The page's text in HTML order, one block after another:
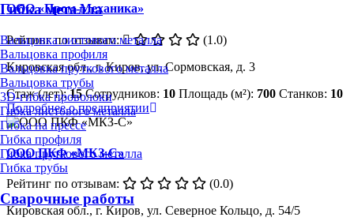
Гибка металла
Вальцовка листового металла
Вальцовка профиля
Вальцовка пруткового металла
Вальцовка трубы
3D-гибка проволоки
Гибка листового металла
Гибка на прессе
Гибка профиля
Гибка пруткового металла
Гибка трубы
Сварочные работы
ООО «Пром-Механика»
Рейтинг по отзывам:
(1.0)
Кировская обл., г. Киров, ул. Сормовская, д. 3
Стаж (лет):15 Сотрудников: 10 Площадь (м²): 700 Станков: 10
Подробнее о предприятии
ООО ПКФ «МКЗ-С»
Рейтинг по отзывам:
(0.0)
Кировская обл., г. Киров, ул. Северное Кольцо, д. 54/5